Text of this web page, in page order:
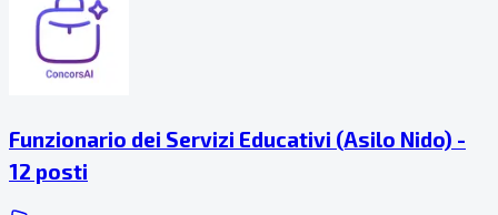
Funzionario dei Servizi Educativi (Asilo Nido) -
12 posti